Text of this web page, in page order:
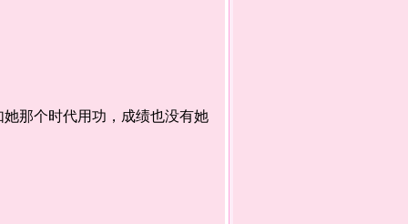
那个时代用功，成绩也没有她